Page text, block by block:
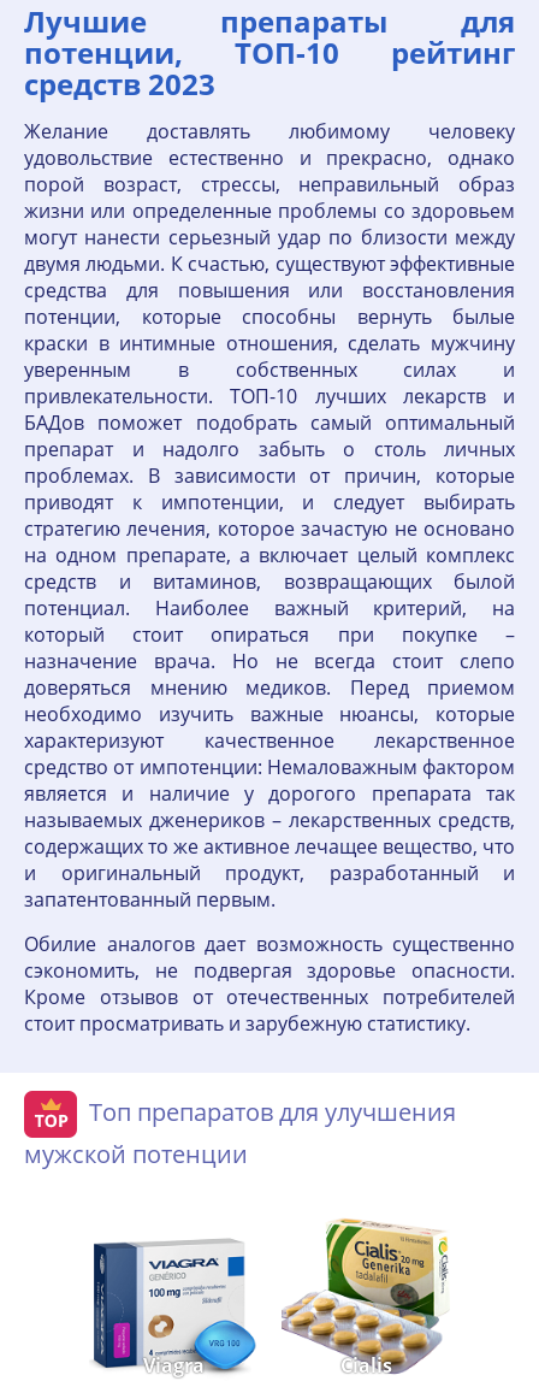
Лучшие препараты для
потенции, ТОП-10 рейтинг
средств 2023
Желание доставлять любимому человеку
удовольствие естественно и прекрасно, однако
порой возраст, стрессы, неправильный образ
жизни или определенные проблемы со здоровьем
могут нанести серьезный удар по близости между
двумя людьми. К счастью, существуют эффективные
средства для повышения или восстановления
потенции, которые способны вернуть былые
краски в интимные отношения, сделать мужчину
уверенным в собственных силах и
привлекательности. ТОП-10 лучших лекарств и
БАДов поможет подобрать самый оптимальный
препарат и надолго забыть о столь личных
проблемах. В зависимости от причин, которые
приводят к импотенции, и следует выбирать
стратегию лечения, которое зачастую не основано
на одном препарате, а включает целый комплекс
средств и витаминов, возвращающих былой
потенциал. Наиболее важный критерий, на
который стоит опираться при покупке –
назначение врача. Но не всегда стоит слепо
доверяться мнению медиков. Перед приемом
необходимо изучить важные нюансы, которые
характеризуют качественное лекарственное
средство от импотенции: Немаловажным фактором
является и наличие у дорогого препарата так
называемых дженериков – лекарственных средств,
содержащих то же активное лечащее вещество, что
и оригинальный продукт, разработанный и
запатентованный первым.
Обилие аналогов дает возможность существенно
сэкономить, не подвергая здоровье опасности.
Кроме отзывов от отечественных потребителей
стоит просматривать и зарубежную статистику.
Топ препаратов для улучшения
мужской потенции
Viagra Cialis